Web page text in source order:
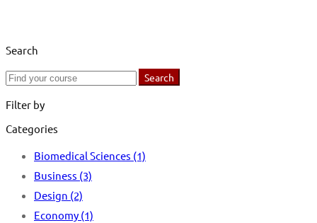
Search
Search
Search
Filter by
Categories
Biomedical Sciences (1)
Business (3)
Design (2)
Economy (1)